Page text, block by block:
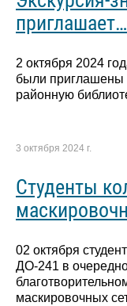
2 октября 2024
были приглашены
районную
3 октября 2024 г.
Студенты
02 октября
ДО-241 в
маскировочных